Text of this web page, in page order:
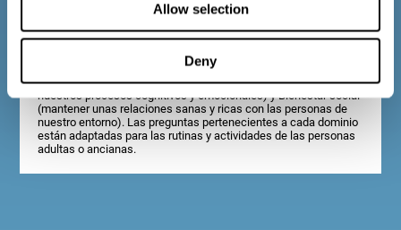
Allow selection
Deny
Consta de una serie de ítems de fácil respuesta que pueden ser
cumplimentados por el profesional responsable de la
evaluación, o por la propia persona que realiza el test de
evaluación cognitiva general. El cuestionario recoge ítems sobre
los siguientes dominios: Bienestar físico (estar en buena forma,
sin dolencias), Bienestar psicológico (un buen estado de
nuestros procesos cognitivos y emocionales) y Bienestar social
(mantener unas relaciones sanas y ricas con las personas de
nuestro entorno). Las preguntas pertenecientes a cada dominio
están adaptadas para las rutinas y actividades de las personas
adultas o ancianas.